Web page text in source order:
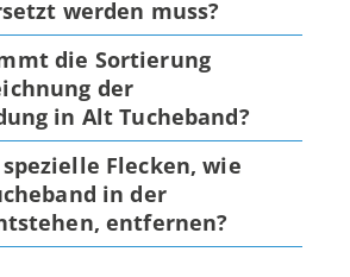
werden muss?
die Sortierung
der
in Alt Tucheband?
Flecken, wie
in der
entfernen?